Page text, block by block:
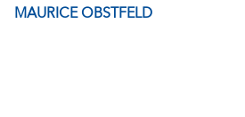
MAURICE OBSTFELD